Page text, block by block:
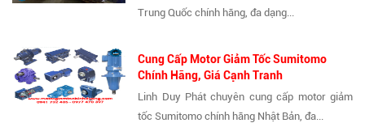
Trung Quốc chính hãng, đa dạng...
Cung Cấp Motor Giảm Tốc Sumitomo
Chính Hãng, Giá Cạnh Tranh
Linh Duy Phát chuyên cung cấp motor giảm
tốc Sumitomo chính hãng Nhật Bản, đa...